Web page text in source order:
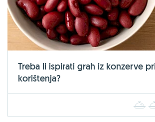
Treba li ispirati grah iz konzerve
korištenja?